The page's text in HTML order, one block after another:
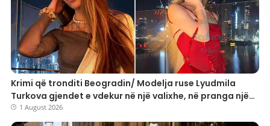
Krimi që tronditi Beogradin/ Modelja ruse Lyudmila
Turkova gjendet e vdekur në një valixhe, në pranga një
25-vjeçar turk
1 August 2026